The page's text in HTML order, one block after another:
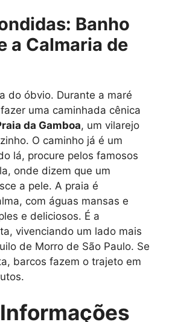
Banho
a Calmaria de
do óbvio. Durante a maré
uma caminhada cênica
da Gamboa, um vilarejo
O caminho já é um
lá, procure pelos famosos
onde dizem que um
a pele. A praia é
com águas mansas e
e deliciosos. É a
vivenciando um lado mais
de Morro de São Paulo. Se
barcos fazem o trajeto em